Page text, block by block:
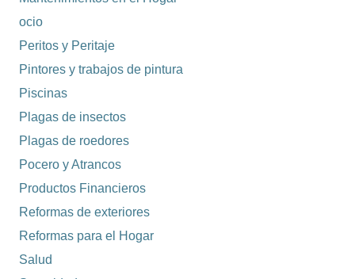
ocio
Peritos y Peritaje
Pintores y trabajos de pintura
Piscinas
Plagas de insectos
Plagas de roedores
Pocero y Atrancos
Productos Financieros
Reformas de exteriores
Reformas para el Hogar
Salud